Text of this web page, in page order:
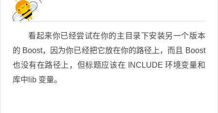
看起来你已经尝试在你的主目录下安装另一个版本
的 Boost，因为你已经把它放在你的路径上，而且 Boost
也没有在路径上，但标题应该在 INCLUDE 环境变量和
库中lib 变量。